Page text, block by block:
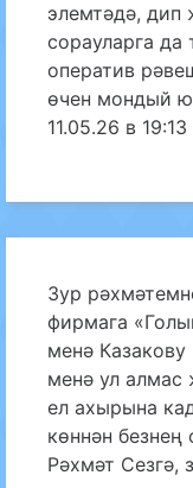
элемтәдә, дип
сорауларга
оператив
өчен мондый
11.05.26 в 19:13
Зур
фирмага
менә
менә ул
ел ахырына
көннән
Рәхмәт Сезгә,